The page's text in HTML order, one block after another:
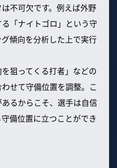
不可欠です。例えば外野
「ナイトゴロ」という守
傾向を分析した上で実行
を狙ってくる打者」などの
せて守備位置を調整。こ
るからこそ、選手は自信
備位置に立つことができ